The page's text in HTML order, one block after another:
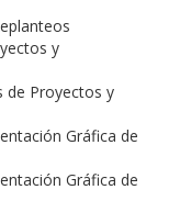
y
de Proyectos y
Gráfica de
Gráfica de